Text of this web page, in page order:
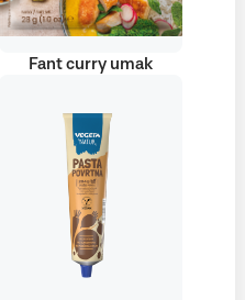
Fant curry umak